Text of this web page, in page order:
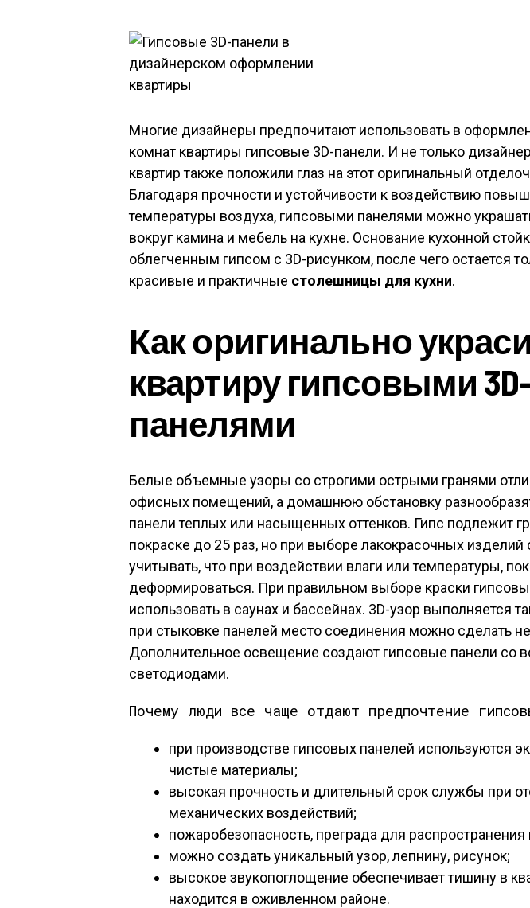
Многие дизайнеры предпочитают использовать в
комнат квартиры гипсовые 3D-панели. И не только
квартир также положили глаз на этот оригинальный
Благодаря прочности и устойчивости к воздействию
температуры воздуха, гипсовыми панелями можно
вокруг камина и мебель на кухне. Основание кухонной
облегченным гипсом с 3D-рисунком, после чего остается
красивые и практичные столешницы для кухни.
Как оригинально
квартиру гипсовыми
панелями
Белые объемные узоры со строгими острыми гранями
офисных помещений, а домашнюю обстановку
панели теплых или насыщенных оттенков. Гипс подлежит
покраске до 25 раз, но при выборе лакокрасочных изделий
учитывать, что при воздействии влаги или температуры,
деформироваться. При правильном выборе краски
использовать в саунах и бассейнах. 3D-узор выполняется
при стыковке панелей место соединения можно сделать
Дополнительное освещение создают гипсовые панели со
светодиодами.
Почему люди все чаще отдают предпочтение
при производстве гипсовых панелей используются
чистые материалы;
высокая прочность и длительный срок службы при
механических воздействий;
пожаробезопасность, преграда для
можно создать уникальный узор, лепнину, рисунок;
высокое звукопоглощение обеспечивает тишину в
находится в оживленном районе.